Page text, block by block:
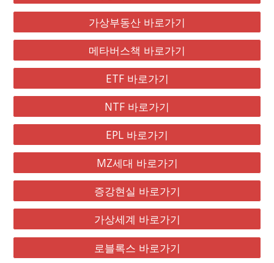
가상부동산 바로가기
메타버스책 바로가기
ETF 바로가기
NTF 바로가기
EPL 바로가기
MZ세대 바로가기
증강현실 바로가기
가상세계 바로가기
로블록스 바로가기